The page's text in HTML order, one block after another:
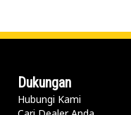
Dukungan
Hubungi Kami